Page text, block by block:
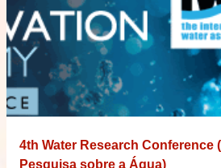
4th Water Research Conference
Pesquisa sobre a Água)